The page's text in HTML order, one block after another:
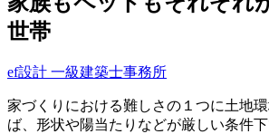
世帯
ef設計 一級建築士事務所
家づくりにおける難しさの１つに土地
ば、形状や陽当たりなどが厳しい条件